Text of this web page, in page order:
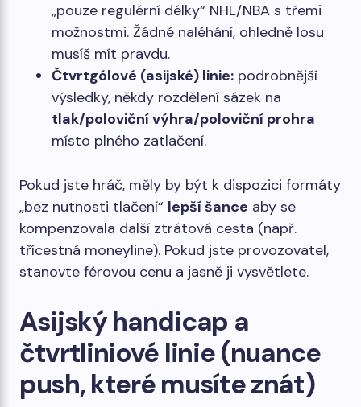
„pouze regulérní délky“ NHL/NBA s třemi
možnostmi. Žádné naléhání, ohledně losu
musíš mít pravdu.
Čtvrtgólové (asijské) linie: podrobnější
výsledky, někdy rozdělení sázek na
tlak/poloviční výhra/poloviční prohra
místo plného zatlačení.
Pokud jste hráč, měly by být k dispozici formáty
„bez nutnosti tlačení“ lepší šance aby se
kompenzovala další ztrátová cesta (např.
třícestná moneyline). Pokud jste provozovatel,
stanovte férovou cenu a jasně ji vysvětlete.
Asijský handicap a
čtvrtliniové linie (nuance
push, které musíte znát)